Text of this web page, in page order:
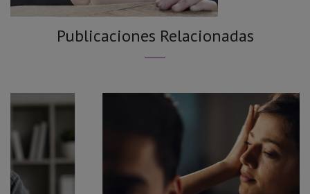
Publicaciones Relacionadas